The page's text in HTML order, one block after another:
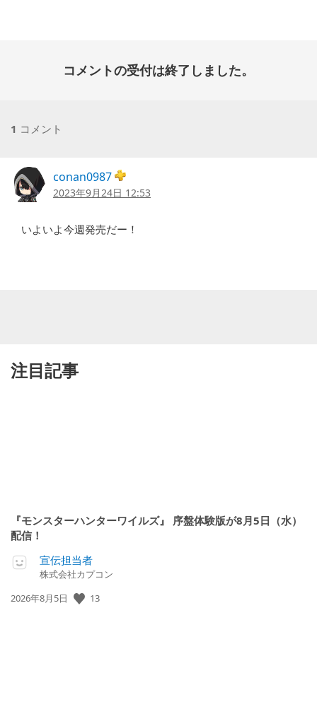
コメントの受付は終了しました。
1 コメント
conan0987
2023年9月24日 12:53
いよいよ今週発売だー！
注目記事
『モンスターハンターワイルズ』 序盤体験版が8月5日（水）
配信！
宣伝担当者
株式会社カプコン
公
2026年8月5日 13